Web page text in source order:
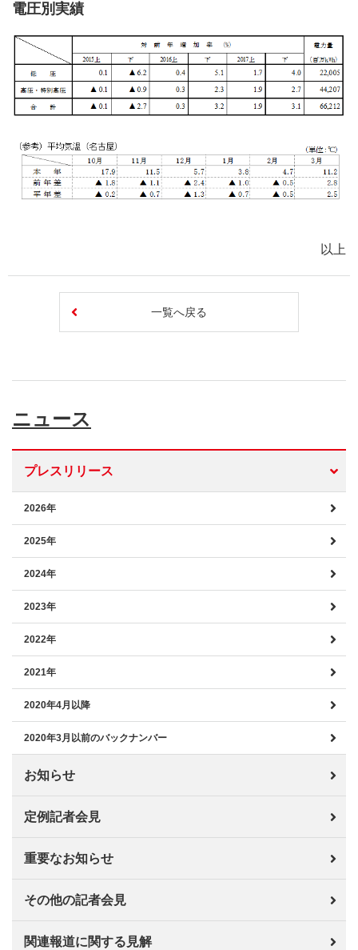
電圧別実績
以上
一覧へ戻る
ニュース
プレスリリース
2026年
2025年
2024年
2023年
2022年
2021年
2020年4月以降
2020年3月以前のバックナンバー
お知らせ
定例記者会見
重要なお知らせ
その他の記者会見
関連報道に関する見解